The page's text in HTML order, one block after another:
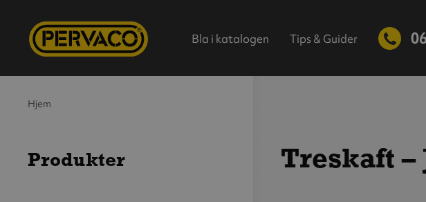
Bla i katalogen Tips & Guider
Treskaft –
Hjem
Produkter